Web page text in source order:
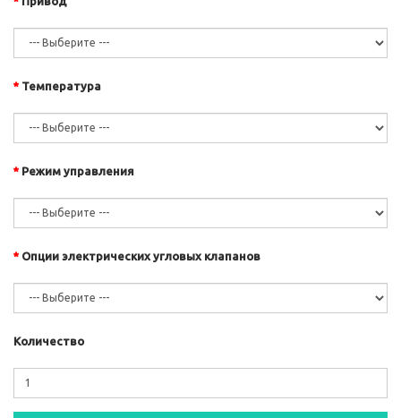
Температура
Режим управления
Опции электрических угловых клапанов
Количество